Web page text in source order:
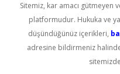
Sitemiz, kar amacı gütmeyen
platformudur. Hukuka ve
düşündüğünüz içerikleri,
adresine bildirmeniz